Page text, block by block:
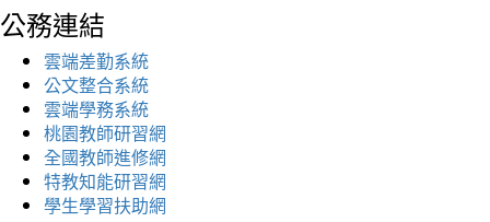
公務連結
雲端差勤系統
公文整合系統
雲端學務系統
桃園教師研習網
全國教師進修網
特教知能研習網
學生學習扶助網